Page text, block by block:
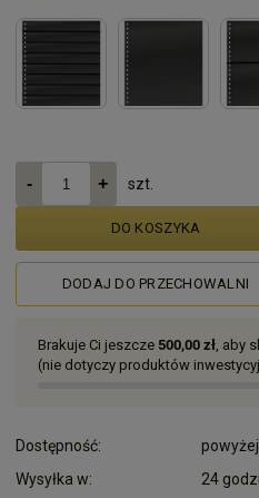
szt.
DO KOSZYKA
DODAJ DO PRZECHOWALNI
Brakuje Ci jeszcze 500,00 zł, aby
(nie dotyczy produktów
Dostępność:
Wysyłka w:
24